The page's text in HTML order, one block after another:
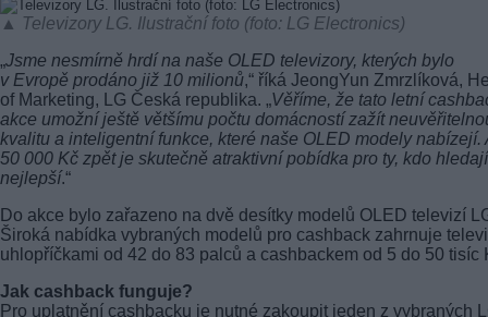
▲ Televizory LG. Ilustrační foto (foto: LG Electronics)
„Jsme nesmírně hrdí na naše OLED televizory, kterých bylo
v Evropě prodáno již 10 milionů,“ říká JeongYun Zmrzlíková,
of Marketing, LG Česká republika. „Věříme, že tato letní
akce umožní ještě většímu počtu domácností zažít
kvalitu a inteligentní funkce, které naše OLED modely nabízejí.
50 000 Kč zpět je skutečně atraktivní pobídka pro ty, kdo
nejlepší.“
Do akce bylo zařazeno na dvě desítky modelů OLED televizí
Široká nabídka vybraných modelů pro cashback zahrnuje
uhlopříčkami od 42 do 83 palců a cashbackem od 5 do 50 tisíc
Jak cashback funguje?
Pro uplatnění cashbacku je nutné zakoupit jeden z vybraných